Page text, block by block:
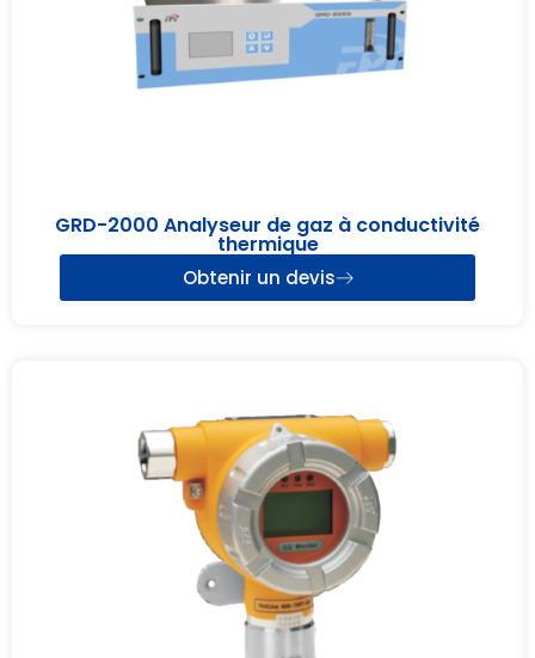
GRD-2000 Analyseur de gaz à conductivité
thermique
Obtenir un devis